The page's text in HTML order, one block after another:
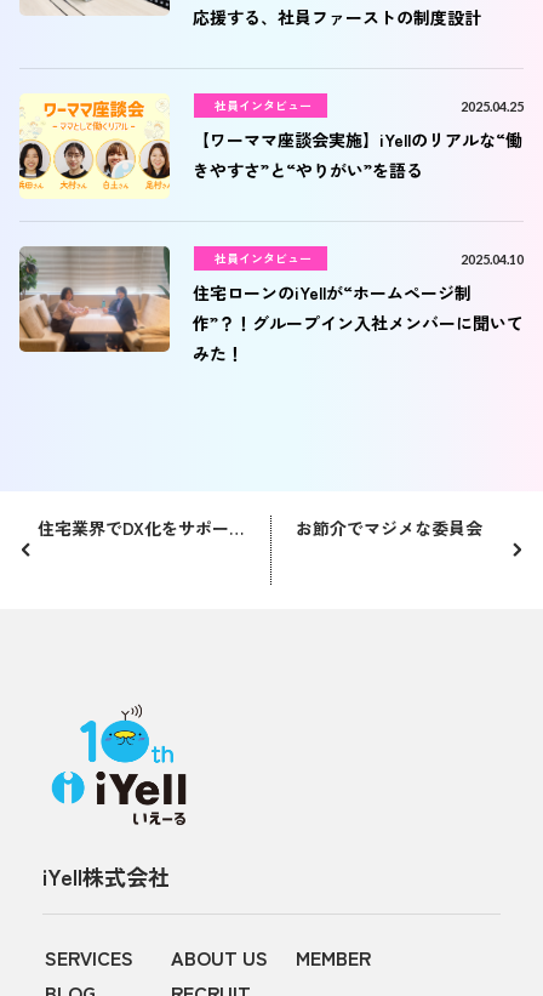
応援する、社員ファーストの制度設計
社員インタビュー 2025.04.25
【ワーママ座談会実施】iYellのリアルな“働
きやすさ”と“やりがい”を語る
社員インタビュー 2025.04.10
住宅ローンのiYellが“ホームページ制
作”？！グループイン入社メンバーに聞いて
みた！
住宅業界でDX化をサポートするiYellはNo.1バッジをいただきました！ お節介でマジメな委員会
iYell株式会社
SERVICES ABOUT US
MEMBER